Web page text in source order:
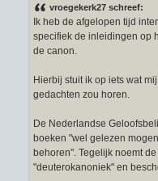
vroegekerk27 schreef:
Ik heb de afgelopen tijd
specifiek de inleidingen op
de canon.
Hierbij stuit ik op iets wat
gedachten zou horen.
De Nederlandse
boeken "wel gelezen
behoren". Tegelijk noemt
"deuterokanoniek" en